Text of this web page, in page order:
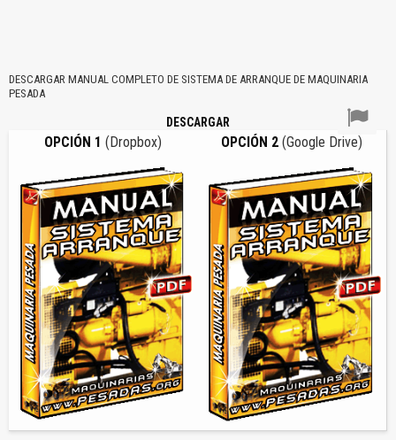
DESCARGAR MANUAL COMPLETO DE SISTEMA DE ARRANQUE DE MAQUINARIA
PESADA
DESCARGAR
OPCIÓN 1 (Dropbox) OPCIÓN 2 (Google Drive)